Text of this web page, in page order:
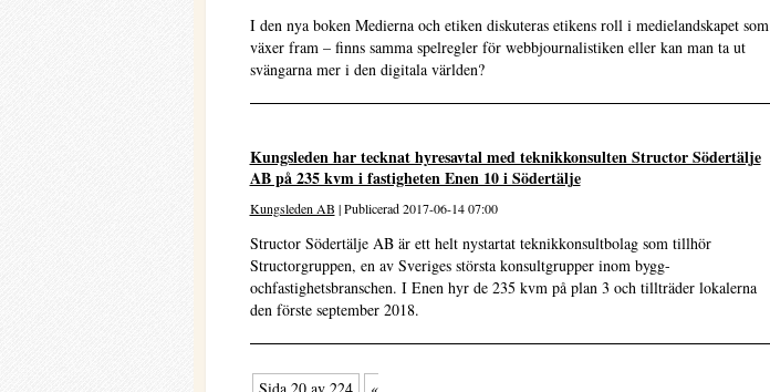
I den nya boken Medierna och etiken diskuteras etikens roll i medielandskapet som
växer fram – finns samma spelregler för webbjournalistiken eller kan man ta ut
svängarna mer i den digitala världen?
Kungsleden har tecknat hyresavtal med teknikkonsulten Structor Södertälje
AB på 235 kvm i fastigheten Enen 10 i Södertälje
Kungsleden AB | Publicerad 2017-06-14 07:00
Structor Södertälje AB är ett helt nystartat teknikkonsultbolag som tillhör
Structorgruppen, en av Sveriges största konsultgrupper inom bygg-
ochfastighetsbranschen. I Enen hyr de 235 kvm på plan 3 och tillträder lokalerna
den förste september 2018.